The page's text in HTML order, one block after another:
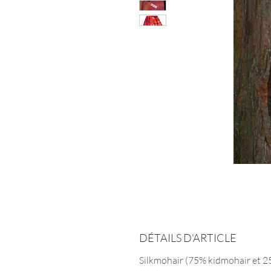
DÉTAILS D'ARTICLE
Silkmohair (75% kidmohair et